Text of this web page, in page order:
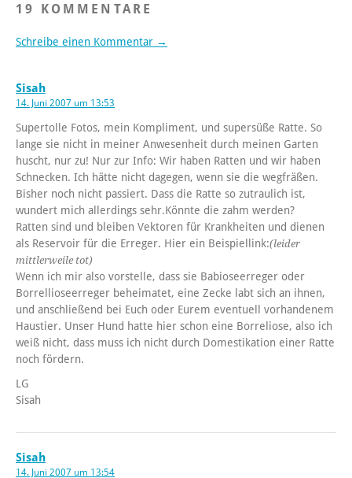
19 KOMMENTARE
Schreibe einen Kommentar →
Sisah
14. Juni 2007 um 13:53
Supertolle Fotos, mein Kompliment, und supersüße Ratte. So
lange sie nicht in meiner Anwesenheit durch meinen Garten
huscht, nur zu! Nur zur Info: Wir haben Ratten und wir haben
Schnecken. Ich hätte nicht dagegen, wenn sie die wegfräßen.
Bisher noch nicht passiert. Dass die Ratte so zutraulich ist,
wundert mich allerdings sehr.Könnte die zahm werden?
Ratten sind und bleiben Vektoren für Krankheiten und dienen
als Reservoir für die Erreger. Hier ein Beispiellink:(leider
mittlerweile tot)
Wenn ich mir also vorstelle, dass sie Babioseerreger oder
Borrellioseerreger beheimatet, eine Zecke labt sich an ihnen,
und anschließend bei Euch oder Eurem eventuell vorhandenem
Haustier. Unser Hund hatte hier schon eine Borreliose, also ich
weiß nicht, dass muss ich nicht durch Domestikation einer Ratte
noch fördern.
LG
Sisah
Sisah
14. Juni 2007 um 13:54